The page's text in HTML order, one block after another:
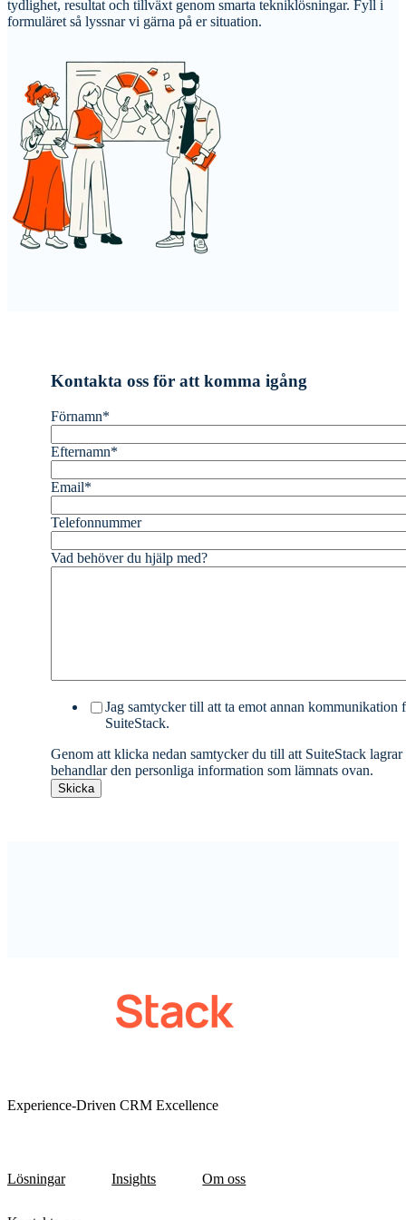
tydlighet, resultat och tillväxt genom smarta tekniklösningar. Fyll i
formuläret så lyssnar vi gärna på er situation.
Kontakta oss för att komma igång
Förnamn*
Efternamn*
Email*
Telefonnummer
Vad behöver du hjälp med?
Jag samtycker till att ta emot annan kommunikation
SuiteStack.
Genom att klicka nedan samtycker du till att SuiteStack lagrar
behandlar den personliga information som lämnats ovan.
Experience-Driven CRM Excellence
Lösningar Insights Om oss